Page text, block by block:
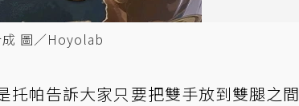
成 圖／Hoyolab
托帕告訴大家只要把雙手放到雙腿之間